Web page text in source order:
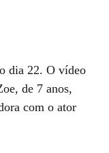
dia 22. O vídeo
de 7 anos,
com o ator